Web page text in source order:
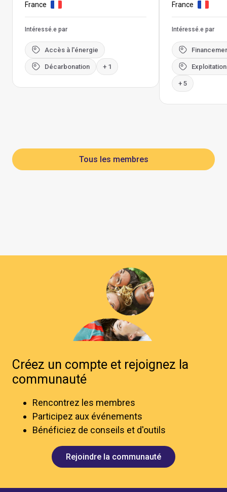
France
Intéressé.e par
Accès à l'énergie
Décarbonation + 1
France
Intéressé.e par
+ 5
Tous les membres
Créez un compte et rejoignez la
communauté
Rencontrez les membres
Participez aux événements
Bénéficiez de conseils et d'outils
Rejoindre la communauté